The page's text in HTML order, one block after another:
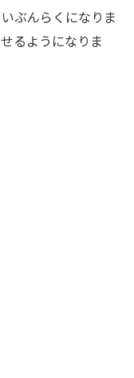
ぶんらくになりま
るようになりま